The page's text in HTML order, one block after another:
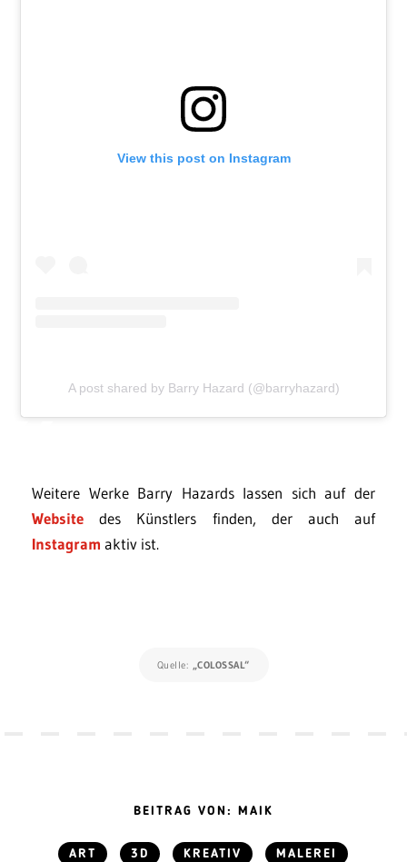
View this post on Instagram
A post shared by Barry Hazard (@barryhazard)
Weitere Werke Barry Hazards lassen sich auf der
Website des Künstlers finden, der auch auf
Instagram aktiv ist.
Quelle: „COLOSSAL“
BEITRAG VON: MAIK
ART 3D KREATIV MALEREI